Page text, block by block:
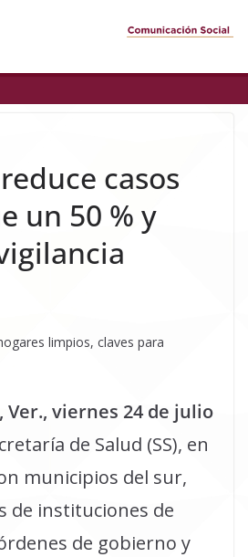
casos
un 50 % y
limpios, claves para
Ver., viernes 24 de julio
de Salud (SS), en
municipios del sur,
de instituciones de
de gobierno y